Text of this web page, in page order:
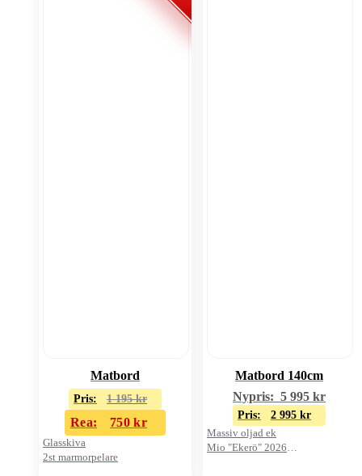
Matbord
Pris: 1 195kr
Rea: 750kr
Glasskiva
2st marmorpelare
Matbord 140cm
Nypris: 5 995 kr
Pris: 2 995 kr
Massiv oljad ek
Mio "Ekerö" 2026